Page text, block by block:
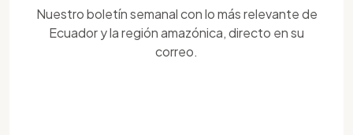
Nuestro boletín semanal con lo más relevante de
Ecuador y la región amazónica, directo en su
correo.